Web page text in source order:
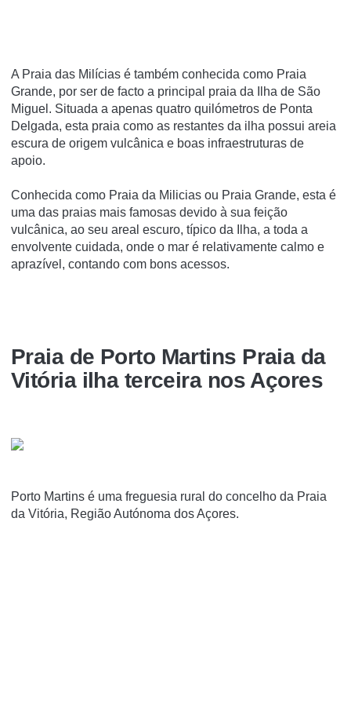
A Praia das Milícias é também conhecida como Praia
Grande, por ser de facto a principal praia da Ilha de São
Miguel. Situada a apenas quatro quilómetros de Ponta
Delgada, esta praia como as restantes da ilha possui areia
escura de origem vulcânica e boas infraestruturas de
apoio.
Conhecida como Praia da Milicias ou Praia Grande, esta é
uma das praias mais famosas devido à sua feição
vulcânica, ao seu areal escuro, típico da Ilha, a toda a
envolvente cuidada, onde o mar é relativamente calmo e
aprazível, contando com bons acessos.
Praia de Porto Martins Praia da
Vitória ilha terceira nos Açores
Porto Martins é uma freguesia rural do concelho da Praia
da Vitória, Região Autónoma dos Açores.